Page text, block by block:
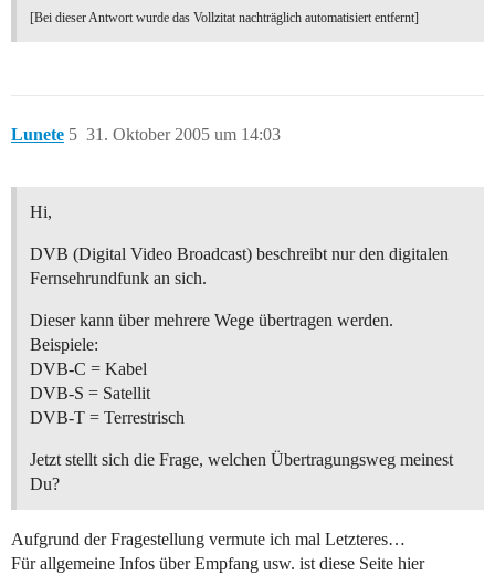
[Bei dieser Antwort wurde das Vollzitat nachträglich automatisiert entfernt]
Lunete 31. Oktober 2005 um 14:03
5
Hi,
DVB (Digital Video Broadcast) beschreibt nur den digitalen
Fernsehrundfunk an sich.
Dieser kann über mehrere Wege übertragen werden.
Beispiele:
DVB-C = Kabel
DVB-S = Satellit
DVB-T = Terrestrisch
Jetzt stellt sich die Frage, welchen Übertragungsweg meinest
Du?
Aufgrund der Fragestellung vermute ich mal Letzteres…
Für allgemeine Infos über Empfang usw. ist diese Seite hier